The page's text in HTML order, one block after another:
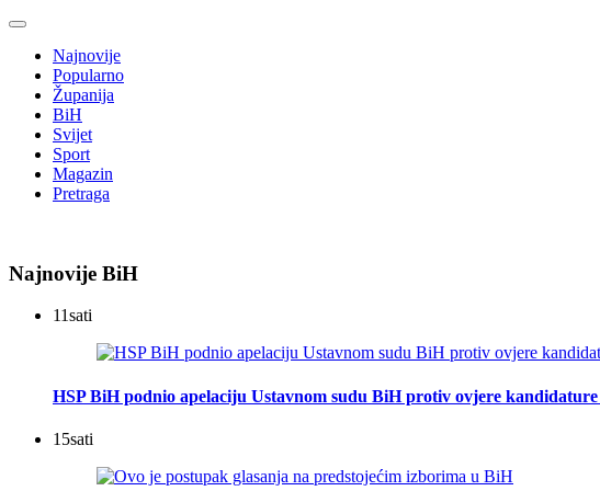
Najnovije
Popularno
Županija
BiH
Svijet
Sport
Magazin
Pretraga
Najnovije BiH
11sati
HSP BiH podnio apelaciju Ustavnom sudu BiH protiv ovjere kandidature
15sati